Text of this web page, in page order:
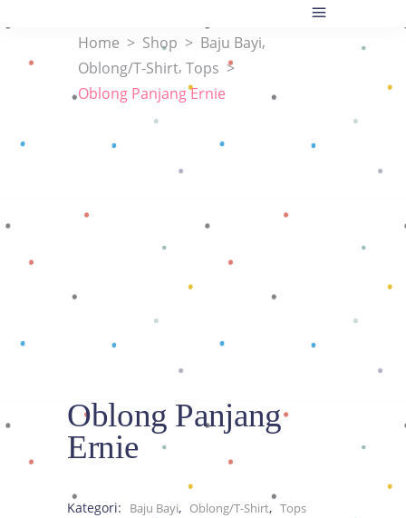
Home > Shop > Baju Bayi,
Oblong/T-Shirt, Tops >
Oblong Panjang Ernie
Oblong Panjang
Ernie
Kategori: Baju Bayi, Oblong/T-Shirt, Tops